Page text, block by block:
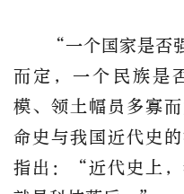
“一个国家是否
而定，一个民族是
模、领土幅员多寡
命史与我国近代史
指出：“近代史上